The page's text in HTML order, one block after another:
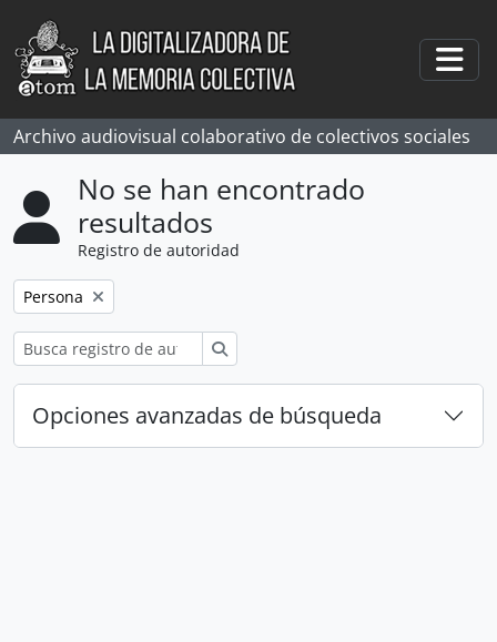
Skip to main content
Archivo audiovisual colaborativo de colectivos sociales
No se han encontrado
resultados
Registro de autoridad
Remove filter:
Persona
Opciones avanzadas de búsqueda